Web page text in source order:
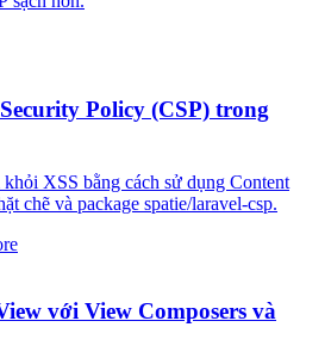
Policy (CSP) trong
XSS bằng cách sử dụng Content
chẽ và package spatie/laravel-csp.
với View Composers và